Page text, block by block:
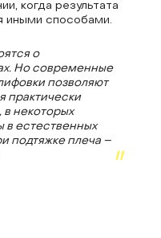
когда результата
иными способами.
о
Но современные
позволяют
практически
некоторых
в естественных
подтяжке плеча –